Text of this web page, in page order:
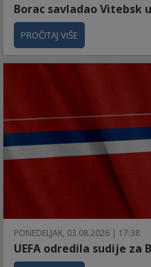
Borac savladao Vitebsk
PROČITAJ VIŠE
PONEDELJAK, 03.08.2026 | 17:38
UEFA odredila sudije za